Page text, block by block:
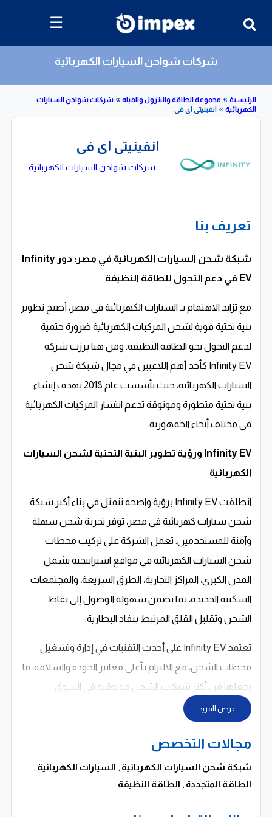
☰
شركات شواحن السيارات الكهربائية
»
مجموعة الطاقة والبترول والمياه
»
شركات شواحن السيارات
»
انفينيتى اى فى
تعريف بنا
شبكة شحن السيارات الكهربائية في مصر: دور Infinity
EV في دعم التحول للطاقة النظيفة
مع تزايد الاهتمام بـ السيارات الكهربائية في مصر، أصبح تطوير
بنية تحتية قوية لشحن المركبات الكهربائية ضرورة حتمية
لدعم التحول نحو الطاقة النظيفة. ومن هنا برزت شركة
Infinity EV كأحد أهم اللاعبين في مجال شبكة شحن
السيارات الكهربائية، حيث تأسست عام 2018 بهدف إنشاء
بنية تحتية متطورة وموثوقة تدعم انتشار المركبات الكهربائية
في مختلف أنحاء الجمهورية.
Infinity EV ورؤية تطوير البنية التحتية لشحن السيارات
الكهربائية
انطلقت Infinity EV برؤية واضحة تتمثل في بناء أكبر شبكة
شحن سيارات كهربائية في مصر، توفر تجربة شحن سهلة
وآمنة للمستخدمين. تعمل الشركة على تركيب محطات
شحن السيارات الكهربائية في مواقع استراتيجية تشمل
المدن الكبرى، المراكز التجارية، الطرق السريعة، والمجتمعات
السكنية الجديدة، بما يضمن سهولة الوصول إلى نقاط
الشحن وتقليل القلق المرتبط بنفاد البطارية.
تعتمد Infinity EV على أحدث التقنيات في إدارة وتشغيل
محطات الشحن، مع الالتزام بأعلى معايير الجودة والسلامة، ما
يجعلها من أكثر شبكات الشحن موثوقية في السوق
المصري. هذا التوسع المدروس يعزز من ثقة الأفراد
مستدام واقتصادي على المدى الطويل.
دور Infinity في دعم الطاقة المتجددة في مصر
عرض المزيد
مجالات التخصص
شبكة شحن السيارات الكهربائية , السيارات الكهربائية ,
الطاقة المتجددة , الطاقة النظيفة